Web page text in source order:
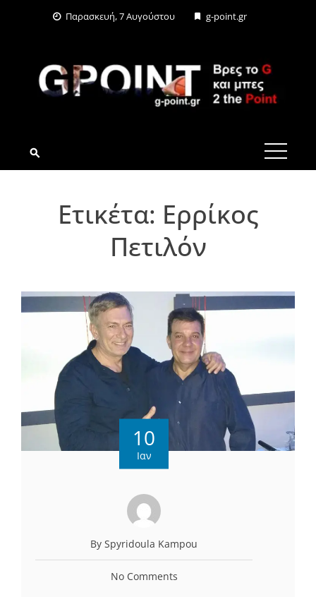
Παρασκευή, 7 Αυγούστου g-point.gr
G-POINT.GR
Ετικέτα: Ερρίκος
Πετιλόν
10
Ιαν
By Spyridoula Kampou
No Comments